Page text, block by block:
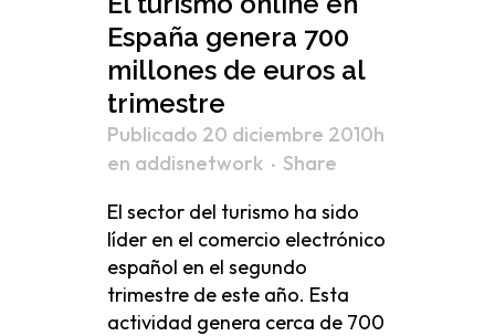
España genera 700
millones de euros al
trimestre
Publicado 20 diciembre 2010h
en addisnetwork
Share
El sector del turismo ha sido
líder en el comercio electrónico
español en el segundo
trimestre de este año. Esta
actividad genera cerca de 700